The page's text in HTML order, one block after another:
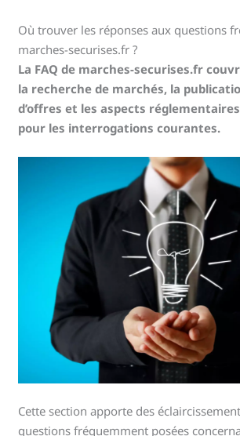
Où trouver les réponses aux questions
marches-securises.fr ?
La FAQ de marches-securises.fr
la recherche de marchés, la
d’offres et les aspects
pour les interrogations courantes.
Cette section apporte des
questions fréquemment posées